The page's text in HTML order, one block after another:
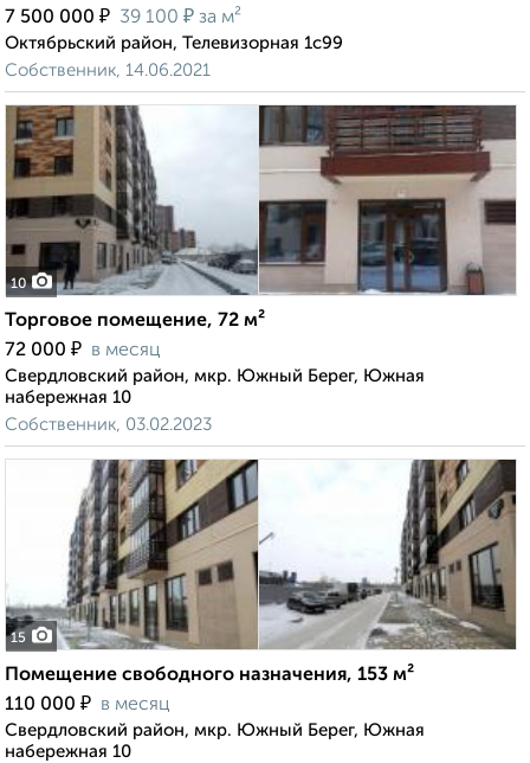
7 500 000 ₽ 39 100 ₽ за м²
Октябрьский район, Телевизорная 1с99
Собственник, 14.06.2021
10
Торговое помещение, 72 м²
72 000 ₽ в месяц
Свердловский район, мкр. Южный Берег, Южная
набережная 10
Собственник, 03.02.2023
15
Помещение свободного назначения, 153 м²
110 000 ₽ в месяц
Свердловский район, мкр. Южный Берег, Южная
набережная 10